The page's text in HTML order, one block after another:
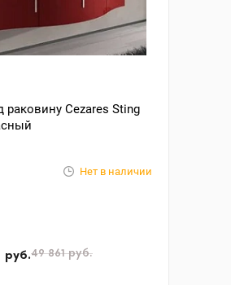
раковину Cezares Sting
Нет в наличии
руб.49 861руб.